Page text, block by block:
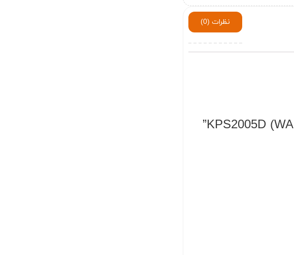
نظرات (0)